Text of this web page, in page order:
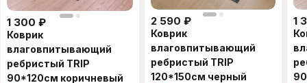
1 300 ₽
Коврик
влаговпитывающий
ребристый TRIP
90*120см коричневый
2 590 ₽
Коврик
влаговпитывающий
ребристый TRIP
120*150см черный
1